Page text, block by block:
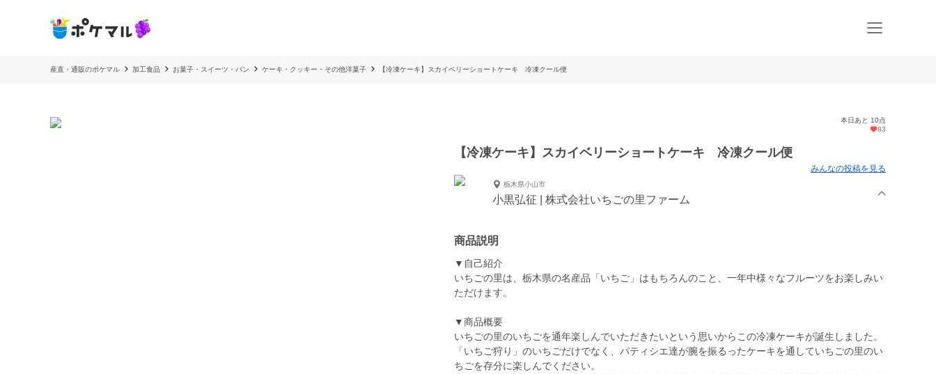
産直・通販のポケマル 加工食品 お菓子・スイーツ・パン ケーキ・クッキー・その他洋菓子 【冷凍ケーキ】スカイベリーショートケーキ 冷凍クール便
本日あと 10点
83
【冷凍ケーキ】スカイベリーショートケーキ 冷凍クール便
みんなの投稿を見る
栃木県小山市
小黒弘征 | 株式会社いちごの里ファーム
商品説明
▼自己紹介
いちごの里は、栃木県の名産品「いちご」はもちろんのこと、一年中様々なフルーツをお楽しみい
ただけます。
▼商品概要
いちごの里のいちごを通年楽しんでいただきたいという思いからこの冷凍ケーキが誕生しました。
「いちご狩り」のいちごだけでなく、パティシエ達が腕を振るったケーキを通していちごの里のい
ちごを存分に楽しんでください。